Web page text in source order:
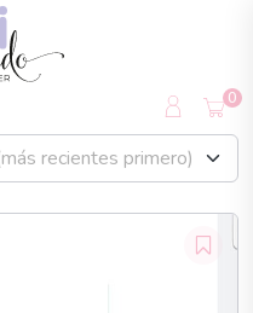
0
recientes primero)